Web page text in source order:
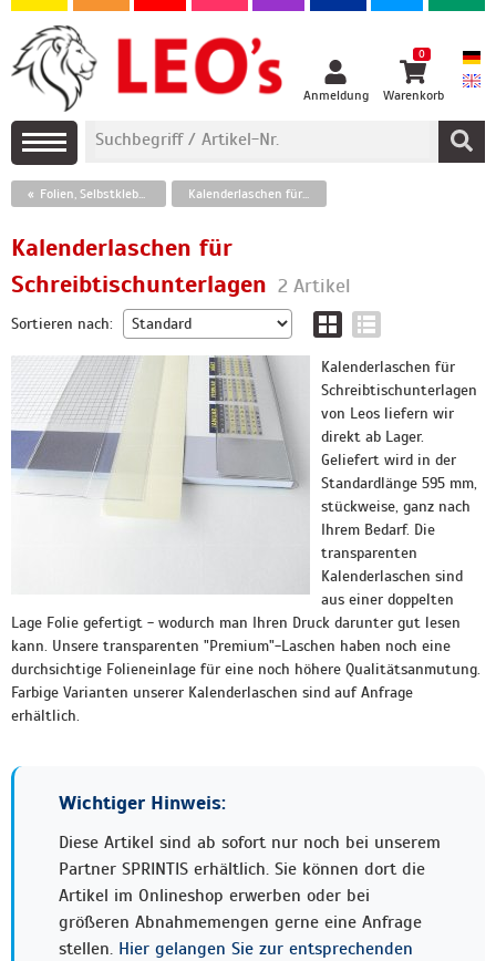
Anmeldung
0
Warenkorb
Folien, Selbstklebetaschen und Klebebänder Kalenderlaschen für Schreibtischunterlagen
Kalenderlaschen für
Schreibtischunterlagen 2 Artikel
Sortieren nach:
Kalenderlaschen für
Schreibtischunterlagen
von Leos liefern wir
direkt ab Lager.
Geliefert wird in der
Standardlänge 595 mm,
stückweise, ganz nach
Ihrem Bedarf. Die
transparenten
Kalenderlaschen sind
aus einer doppelten
Lage Folie gefertigt - wodurch man Ihren Druck darunter gut lesen
kann. Unsere transparenten "Premium"-Laschen haben noch eine
durchsichtige Folieneinlage für eine noch höhere Qualitätsanmutung.
Farbige Varianten unserer Kalenderlaschen sind auf Anfrage
erhältlich.
Wichtiger Hinweis:
Diese Artikel sind ab sofort nur noch bei unserem
Partner SPRINTIS erhältlich. Sie können dort die
Artikel im Onlineshop erwerben oder bei
größeren Abnahmemengen gerne eine Anfrage
stellen. Hier gelangen Sie zur entsprechenden